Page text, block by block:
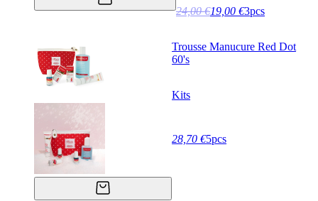
24,00 €19,00 €3pcs
Trousse Manucure Red Dot
60's
Kits
28,70 €5pcs